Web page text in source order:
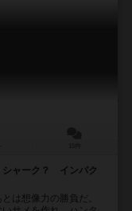
シャーク？ インパク
は想像力の勝負だ。